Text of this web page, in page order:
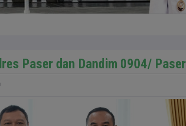
Paser dan Dandim 0904/ Paser